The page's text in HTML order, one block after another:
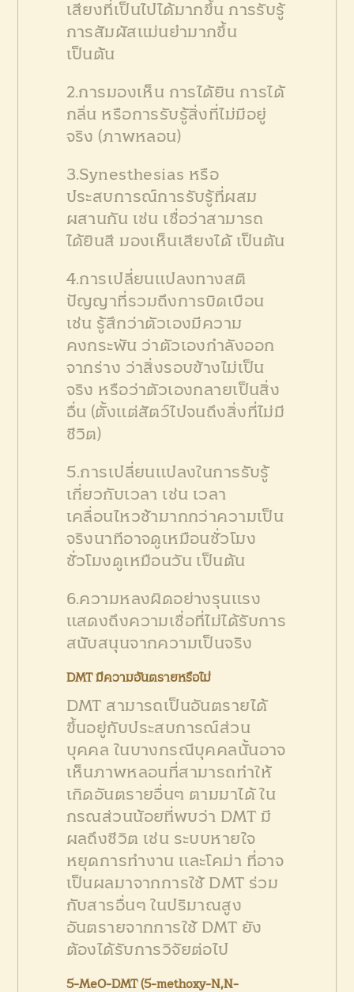
เสียงที่เป็นไปได้มากขึ้น การรับรู้
การสัมผัสแม่นยำมากขึ้น
เป็นต้น
2.การมองเห็น การได้ยิน การได้
กลิ่น หรือการรับรู้สิ่งที่ไม่มีอยู่
จริง (ภาพหลอน)
3.Synesthesias หรือ
ประสบการณ์การรับรู้ที่ผสม
ผสานกัน เช่น เชื่อว่าสามารถ
ได้ยินสี มองเห็นเสียงได้ เป็นต้น
4.การเปลี่ยนแปลงทางสติ
ปัญญาที่รวมถึงการบิดเบือน
เช่น รู้สึกว่าตัวเองมีความ
คงกระพัน ว่าตัวเองกำลังออก
จากร่าง ว่าสิ่งรอบข้างไม่เป็น
จริง หรือว่าตัวเองกลายเป็นสิ่ง
อื่น (ตั้งแต่สัตว์ไปจนถึงสิ่งที่ไม่มี
ชีวิต)
5.การเปลี่ยนแปลงในการรับรู้
เกี่ยวกับเวลา เช่น เวลา
เคลื่อนไหวช้ามากกว่าความเป็น
จริงนาทีอาจดูเหมือนชั่วโมง
ชั่วโมงดูเหมือนวัน เป็นต้น
6.ความหลงผิดอย่างรุนแรง
แสดงถึงความเชื่อที่ไม่ได้รับการ
สนับสนุนจากความเป็นจริง
DMT มีความอันตรายหรือไม่
DMT สามารถเป็นอันตรายได้
ขึ้นอยู่กับประสบการณ์ส่วน
บุคคล ในบางกรณีบุคคลนั้นอาจ
เห็นภาพหลอนที่สามารถทำให้
เกิดอันตรายอื่นๆ ตามมาได้ ใน
กรณส่วนน้อยที่พบว่า DMT มี
ผลถึงชีวิต เช่น ระบบหายใจ
หยุดการทำงาน และโคม่า ที่อาจ
เป็นผลมาจากการใช้ DMT ร่วม
กับสารอื่นๆ ในปริมาณสูง
อันตรายจากการใช้ DMT ยัง
ต้องได้รับการวิจัยต่อไป
5-MeO-DMT (5-methoxy-N,N-